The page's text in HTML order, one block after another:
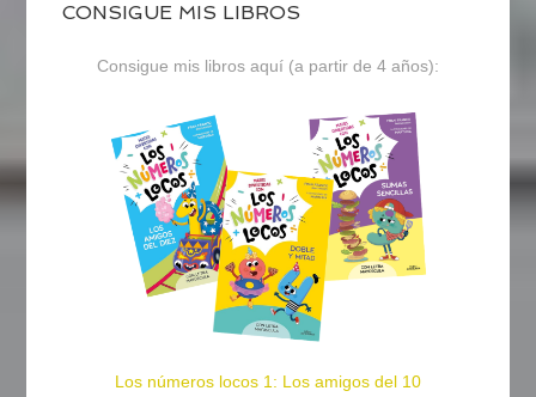
CONSIGUE MIS LIBROS
Consigue mis libros aquí (a partir de 4 años):
Los números locos 1: Los amigos del 10